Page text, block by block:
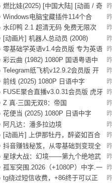
字.首部宣纸
燃比娃(2025) [中国大陆] [动画 / 奇
幻 /
Windows电脑宝藏插件114个合
集，按功能分类
水印鸭 2.1 超清无码 免费无限次
试了好多
[动画片] 机器人总动员 (2008)
1080P 国配
零基础学英语v1.4会员版 专为英语
初学者设
彩云曲 (1982) 1080P 国语粤语中
字 [2.49G]
Telegram纸飞机v12.9.2会员版 开
放注册了
前线 (2025) 1080P 日语中字
[1.74G]
FUSE聚合直播v3.0.31会员版 虎牙
斗鱼抖音快
Z 真·三国无双8：帝国
_Build.20984287 官
花便当 (2025) 1080P 日语中字
[1.83G]
阿凡达：潘多拉边境
Build.22429549（Avata
[动画片] 上伊那牡丹，醉姿如百合
(2026) 1
抖音赚钱秘笈，从零基础到变现全
解析[40.4G
星球大战：幻境——第九个绝地武
士.2026（4
孤军突围.2026（+1080P）中字.一
名军官冲出
tg绕过短信收费，+86终于可以正